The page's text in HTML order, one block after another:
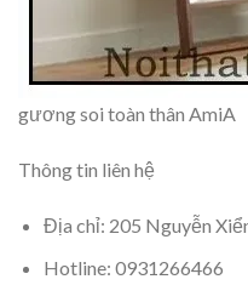
gương soi toàn thân AmiA
Thông tin liên hệ
Địa chỉ: 205 Nguyễn
Hotline: 0931266466